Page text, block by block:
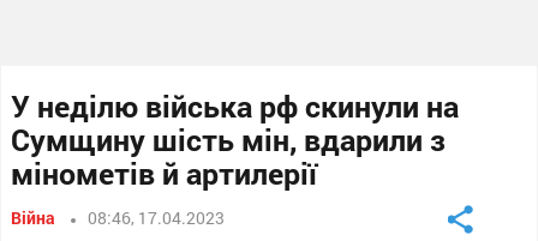
У неділю війська рф скинули на
Сумщину шість мін, вдарили з
мінометів й артилерії
Війна 08:46, 17.04.2023